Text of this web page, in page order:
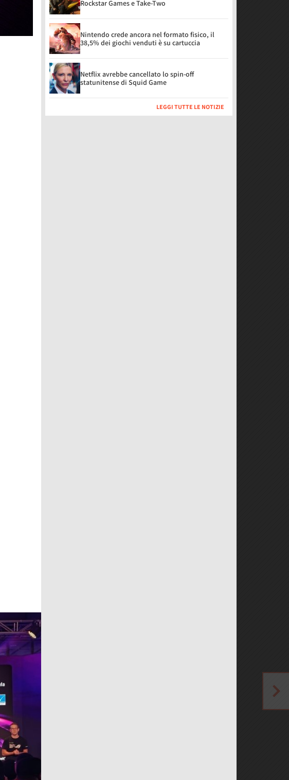
Rockstar Games e Take-Two
Nintendo crede ancora nel formato fisico, il
38,5% dei giochi venduti è su cartuccia
Netflix avrebbe cancellato lo spin-off
statunitense di Squid Game
LEGGI TUTTE LE NOTIZIE